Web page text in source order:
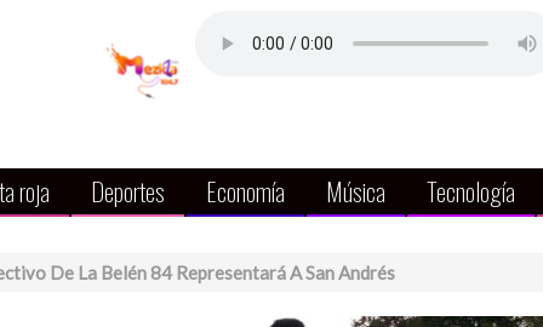
roja Deportes Economía Música Tecnología
De La Belén 84 Representará A San Andrés